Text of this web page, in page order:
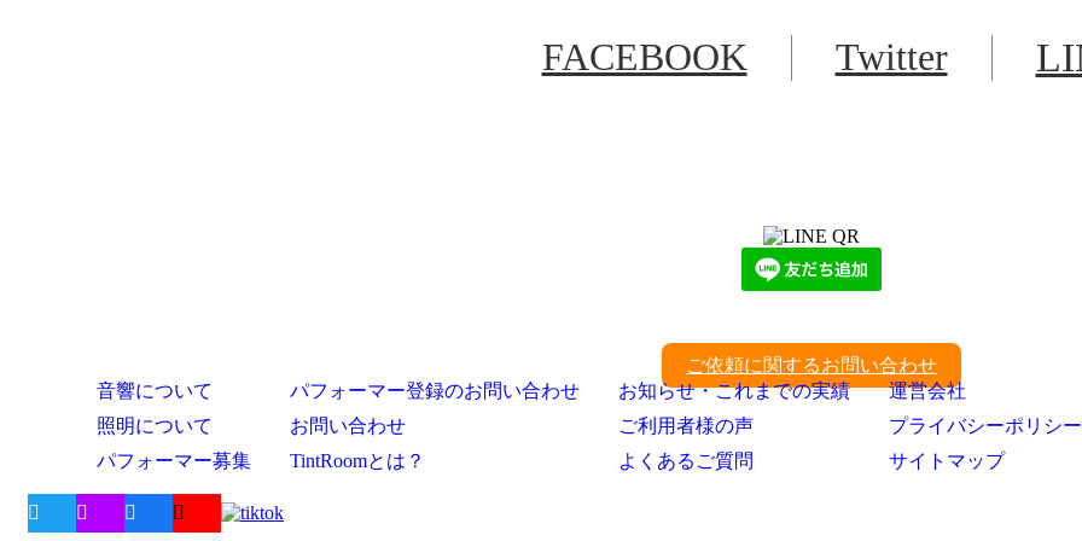
FACEBOOK Twitter
ご依頼に関するお問い合わせ
音響について
照明について
パフォーマー募集
パフォーマー登録のお問い合わせ
お問い合わせ
TintRoomとは？
お知らせ・これまでの実績
ご利用者様の声
よくあるご質問
運営会社
プライバシーポリシー
サイトマップ